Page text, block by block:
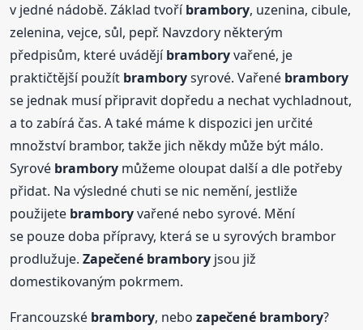
v jedné nádobě. Základ tvoříbrambory, uzenina, cibule,
zelenina, vejce, sůl, pepř. Navzdory některým
předpisům, které uvádějíbramboryvařené, je
praktičtější použít bramborysyrové. Vařené brambory
se jednak musí připravit dopředu a nechat vychladnout,
a to zabírá čas. A také máme k dispozici jen určité
množství brambor, takže jich někdy může být málo.
Syrové brambory můžeme oloupat další a dle potřeby
přidat. Na výsledné chuti se nic nemění, jestliže
použijete bramboryvařené nebo syrové. Mění
se pouze doba přípravy, která se u syrových brambor
prodlužuje.Zapečené brambory jsou již
domestikovaným pokrmem.
Francouzské brambory, nebozapečené brambory?